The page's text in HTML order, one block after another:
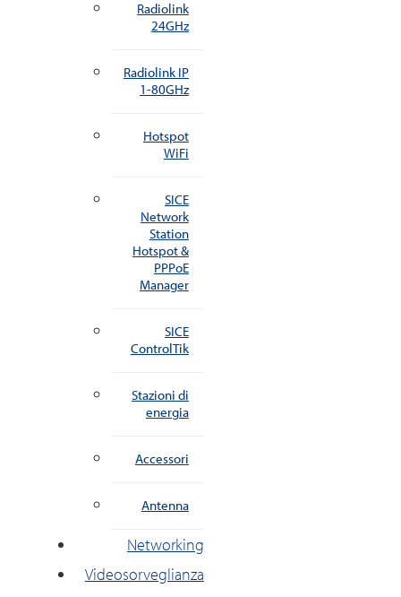
Radiolink
24GHz
Radiolink IP
1-80GHz
Hotspot
WiFi
SICE
Network
Station
Hotspot &
PPPoE
Manager
SICE
ControlTik
Stazioni di
energia
Accessori
Antenna
Networking
Videosorveglianza